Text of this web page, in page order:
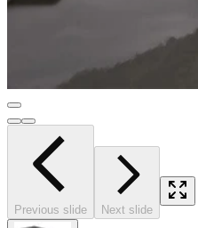
Previous slide Next slide